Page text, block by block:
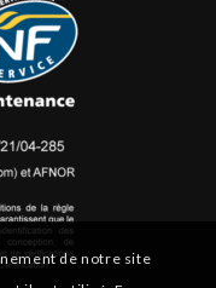
de notre site